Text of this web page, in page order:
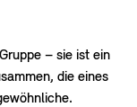
– sie ist ein
die eines